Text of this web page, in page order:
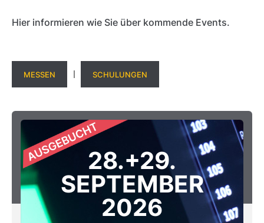
Hier informieren wie Sie über kommende Events.
MESSEN SCHULUNGEN
28.+29.
SEPTEMBER
2026